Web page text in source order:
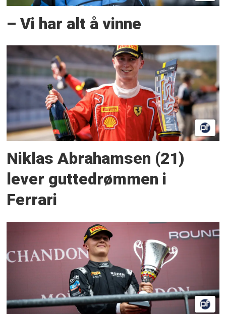
– Vi har alt å vinne
Niklas Abrahamsen (21)
lever guttedrømmen i
Ferrari